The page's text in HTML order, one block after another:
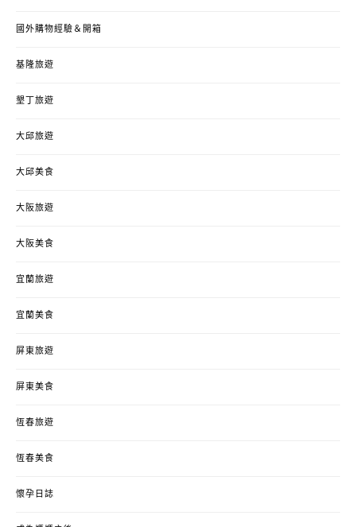
國外購物經驗＆開箱
基隆旅遊
墾丁旅遊
大邱旅遊
大邱美食
大阪旅遊
大阪美食
宜蘭旅遊
宜蘭美食
屏東旅遊
屏東美食
恆春旅遊
恆春美食
懷孕日誌